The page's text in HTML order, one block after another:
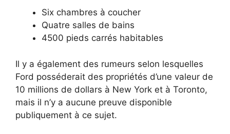
Six chambres à coucher
Quatre salles de bains
4500 pieds carrés habitables
Il y a également des rumeurs selon lesquelles
Ford posséderait des propriétés d’une valeur de
10 millions de dollars à New York et à Toronto,
mais il n’y a aucune preuve disponible
publiquement à ce sujet.